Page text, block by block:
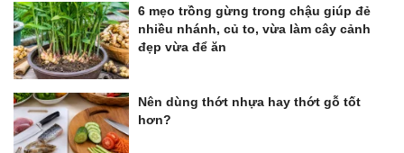
6 mẹo trồng gừng trong chậu giúp đẻ
nhiều nhánh, củ to, vừa làm cây cảnh
đẹp vừa để ăn
Nên dùng thớt nhựa hay thớt gỗ tốt
hơn?